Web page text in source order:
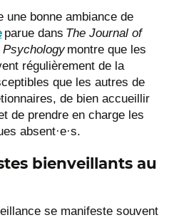
une bonne ambiance de
parue dans The Journal of
montre que les
régulièrement de la
que les autres de
de bien accueillir
de prendre en charge les
absent·e·s.
bienveillants au
se manifeste souvent